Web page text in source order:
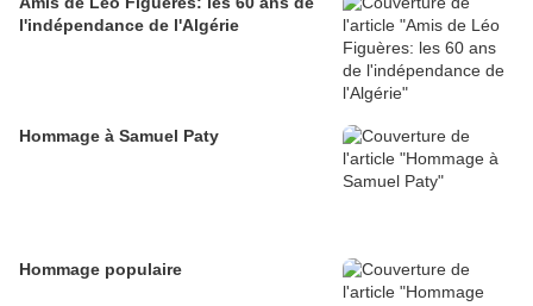
l'indépendance de l'Algérie
Hommage à Samuel Paty
Hommage populaire